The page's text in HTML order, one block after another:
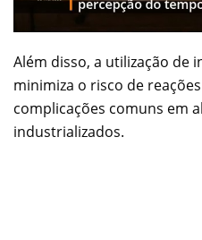
Além disso, a utilização de
minimiza o risco de
complicações comuns em
industrializados.